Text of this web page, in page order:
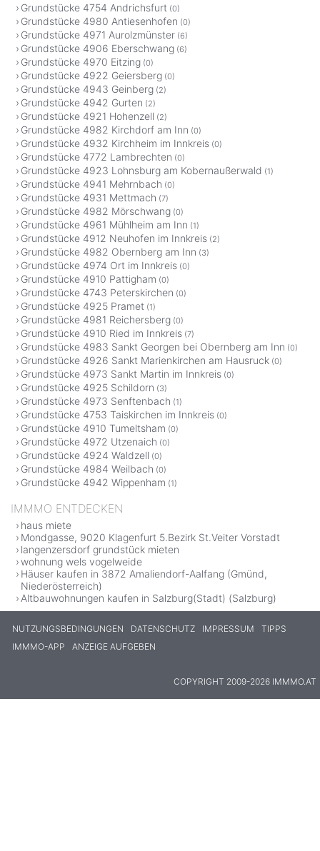
Grundstücke 4754 Andrichsfurt (0)
Grundstücke 4980 Antiesenhofen (0)
Grundstücke 4971 Aurolzmünster (6)
Grundstücke 4906 Eberschwang (6)
Grundstücke 4970 Eitzing (0)
Grundstücke 4922 Geiersberg (0)
Grundstücke 4943 Geinberg (2)
Grundstücke 4942 Gurten (2)
Grundstücke 4921 Hohenzell (2)
Grundstücke 4982 Kirchdorf am Inn (0)
Grundstücke 4932 Kirchheim im Innkreis (0)
Grundstücke 4772 Lambrechten (0)
Grundstücke 4923 Lohnsburg am Kobernaußerwald (1)
Grundstücke 4941 Mehrnbach (0)
Grundstücke 4931 Mettmach (7)
Grundstücke 4982 Mörschwang (0)
Grundstücke 4961 Mühlheim am Inn (1)
Grundstücke 4912 Neuhofen im Innkreis (2)
Grundstücke 4982 Obernberg am Inn (3)
Grundstücke 4974 Ort im Innkreis (0)
Grundstücke 4910 Pattigham (0)
Grundstücke 4743 Peterskirchen (0)
Grundstücke 4925 Pramet (1)
Grundstücke 4981 Reichersberg (0)
Grundstücke 4910 Ried im Innkreis (7)
Grundstücke 4983 Sankt Georgen bei Obernberg am Inn (0)
Grundstücke 4926 Sankt Marienkirchen am Hausruck (0)
Grundstücke 4973 Sankt Martin im Innkreis (0)
Grundstücke 4925 Schildorn (3)
Grundstücke 4973 Senftenbach (1)
Grundstücke 4753 Taiskirchen im Innkreis (0)
Grundstücke 4910 Tumeltsham (0)
Grundstücke 4972 Utzenaich (0)
Grundstücke 4924 Waldzell (0)
Grundstücke 4984 Weilbach (0)
Grundstücke 4942 Wippenham (1)
IMMMO ENTDECKEN
haus miete
Mondgasse, 9020 Klagenfurt 5.Bezirk St.Veiter Vorstadt
langenzersdorf grundstück mieten
wohnung wels vogelweide
Häuser kaufen in 3872 Amaliendorf-Aalfang (Gmünd,
Niederösterreich)
Altbauwohnungen kaufen in Salzburg(Stadt) (Salzburg)
NUTZUNGSBEDINGUNGEN DATENSCHUTZ IMPRESSUM
TIPPS
IMMMO-APP
ANZEIGE AUFGEBEN
COPYRIGHT 2009-2026 IMMMO.AT